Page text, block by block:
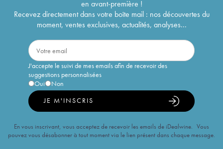
en avant-première !
Recevez directement dans votre boîte mail : nos découvertes du
moment, ventes exclusives, actualités, analyses...
J'accepte le suivi de mes emails afin de recevoir des
suggestions personnalisées
Oui
Non
JE M'INSCRIS
En vous inscrivant, vous acceptez de recevoir les emails de iDealwine. Vous
pouvez vous désabonner à tout moment via le lien présent dans chaque message.